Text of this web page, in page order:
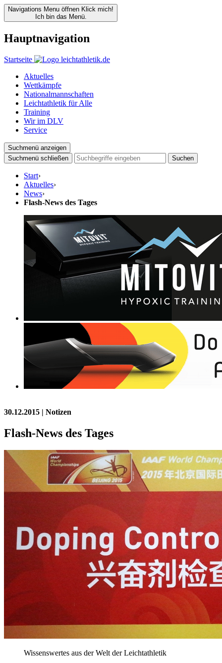
Navigations Menu öffnen Klick mich!
Ich bin das Menü.
Hauptnavigation
Startseite
Aktuelles
Wettkämpfe
Nationalmannschaften
Leichtathletik für Alle
Training
Wir im DLV
Service
Suchmenü anzeigen
Suchmenü schließen
Suchen
Start›
Aktuelles›
News›
Flash-News des Tages
30.12.2015 | Notizen
Flash-News des Tages
Wissenswertes aus der Welt der Leichtathletik